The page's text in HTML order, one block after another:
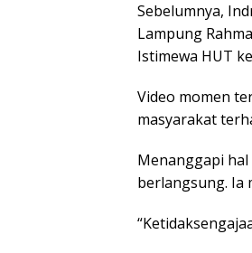
Sebelumnya,
Lampung
Istimewa HUT
Video momen
masyarakat
Menanggapi
berlangsung. Ia